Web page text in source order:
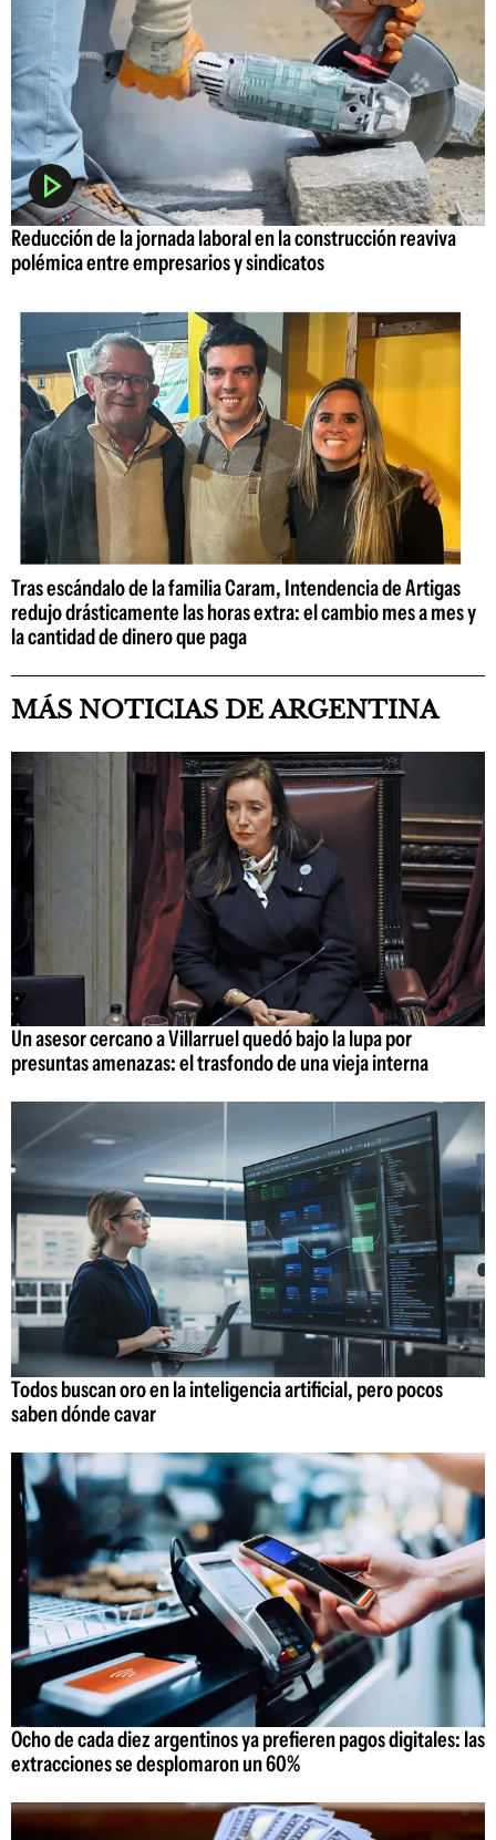
Reducción de la jornada laboral en la construcción reaviva
polémica entre empresarios y sindicatos
Tras escándalo de la familia Caram, Intendencia de Artigas
redujo drásticamente las horas extra: el cambio mes a mes y
la cantidad de dinero que paga
MÁS NOTICIAS DE ARGENTINA
Un asesor cercano a Villarruel quedó bajo la lupa por
presuntas amenazas: el trasfondo de una vieja interna
Todos buscan oro en la inteligencia artificial, pero pocos
saben dónde cavar
Ocho de cada diez argentinos ya prefieren pagos digitales: las
extracciones se desplomaron un 60%